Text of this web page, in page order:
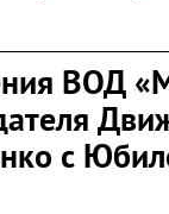
ВОД
с